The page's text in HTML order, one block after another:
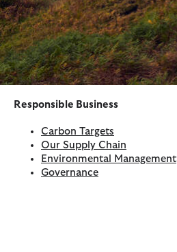
Responsible Business
Carbon Targets
Our Supply Chain
Environmental Management
Governance